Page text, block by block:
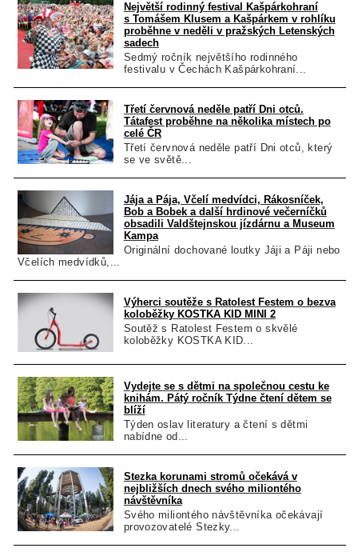
Největší rodinný festival Kašpárkohraní
s Tomášem Klusem a Kašpárkem v rohlíku
proběhne v neděli v pražských Letenských
sadech
Sedmý ročník největšího rodinného
festivalu v Čechách Kašpárkohraní...
Třetí červnová neděle patří Dni otců.
Tátafest proběhne na několika místech po
celé ČR
Třetí červnová neděle patří Dni otců, který
se ve světě...
Jája a Pája, Včelí medvídci, Rákosníček,
Bob a Bobek a další hrdinové večerníčků
obsadili Valdštejnskou jízdárnu a Museum
Kampa
Originální dochované loutky Jáji a Páji nebo
Včelích medvídků,...
Výherci soutěže s Ratolest Festem o bezva
koloběžky KOSTKA KID MINI 2
Soutěž s Ratolest Festem o skvělé
koloběžky KOSTKA KID...
Vydejte se s dětmi na společnou cestu ke
knihám. Pátý ročník Týdne čtení dětem se
blíží
Týden oslav literatury a čtení s dětmi
nabídne od...
Stezka korunami stromů očekává v
nejbližších dnech svého miliontého
návštěvníka
Svého miliontého návštěvníka očekávají
provozovatelé Stezky...